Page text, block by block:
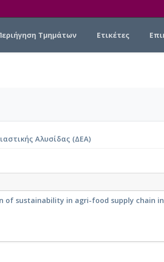
Τμημάτων Ετικέτες
Αλυσίδας (ΔΕΑ)
sustainability in agri-food supply chain